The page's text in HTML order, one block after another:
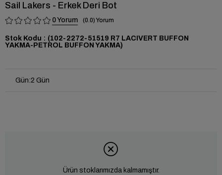
Sail Lakers - Erkek Deri Bot
0 0.0
Stok Kodu
(102-2272-51519 R7 LACIVERT BUFFON
YAKMA-PETROL BUFFON YAKMA)
Gün:2 Gün
Ürün stoklarımızda kalmamıştır.